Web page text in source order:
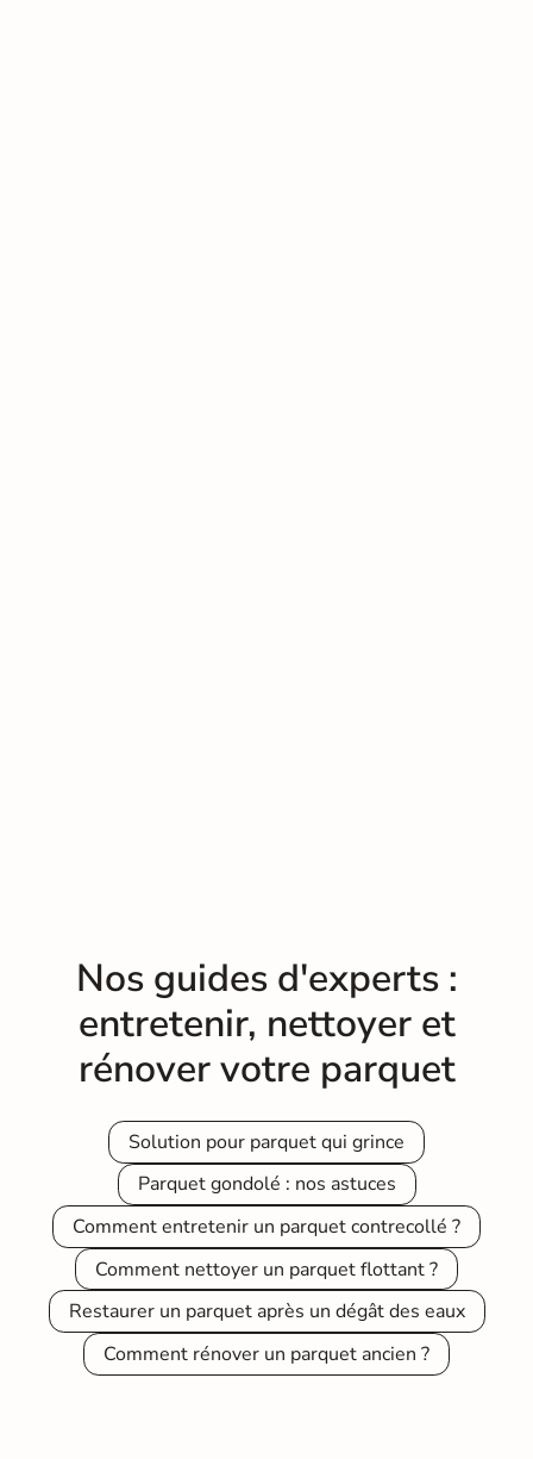
Nos guides d'experts :
entretenir, nettoyer et
rénover votre parquet
Solution pour parquet qui grince
Parquet gondolé : nos astuces
Comment entretenir un parquet contrecollé ?
Comment nettoyer un parquet flottant ?
Restaurer un parquet après un dégât des eaux
Comment rénover un parquet ancien ?